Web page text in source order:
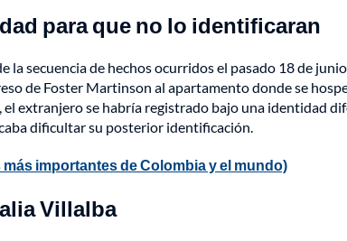
para que no lo identificaran
secuencia de hechos ocurridos el pasado 18 de
de Foster Martinson al apartamento donde se
extranjero se habría registrado bajo una identidad
dificultar su posterior identificación.
importantes de Colombia y el mundo)
Villalba